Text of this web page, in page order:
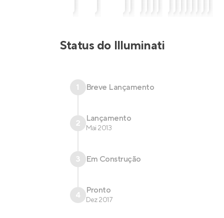
Status do Illuminati
1 Breve Lançamento
2 Lançamento
Mai 2013
3 Em Construção
4 Pronto
Dez 2017